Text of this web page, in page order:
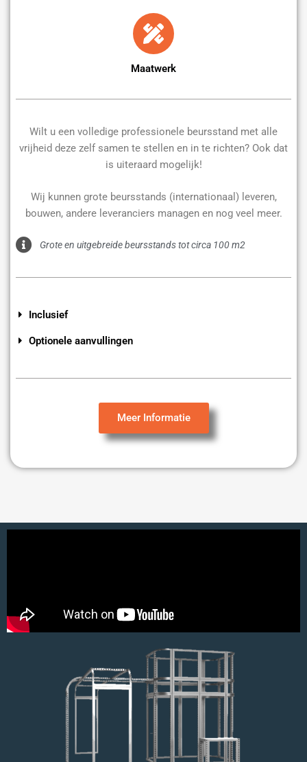
Maatwerk
Wilt u een volledige professionele beursstand met alle
vrijheid deze zelf samen te stellen en in te richten? Ook dat
is uiteraard mogelijk!
Wij kunnen grote beursstands (internationaal) leveren,
bouwen, andere leveranciers managen en nog veel meer.
Grote en uitgebreide beursstands tot circa 100 m2
Inclusief
Optionele aanvullingen
Meer Informatie